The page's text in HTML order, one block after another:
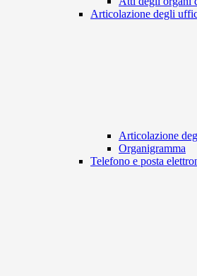
Articolazione degli
Articolazione
Organigramma
Telefono e posta